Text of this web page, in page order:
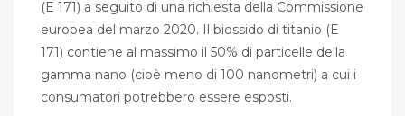
(E 171) a seguito di una richiesta della Commissione
europea del marzo 2020. Il biossido di titanio (E
171) contiene al massimo il 50% di particelle della
gamma nano (cioè meno di 100 nanometri) a cui i
consumatori potrebbero essere esposti.